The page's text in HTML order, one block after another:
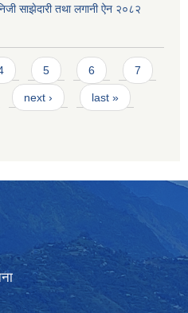
साझेदारी तथा लगानी ऐन २०८२
5 6 7
next › last »